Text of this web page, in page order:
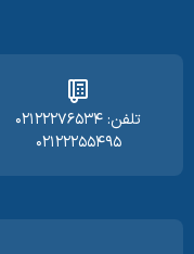
تلفن: ۰۲۱۲۲۲۷۶۵۳۴
۰۲۱۲۲۲۵۵۴۹۵